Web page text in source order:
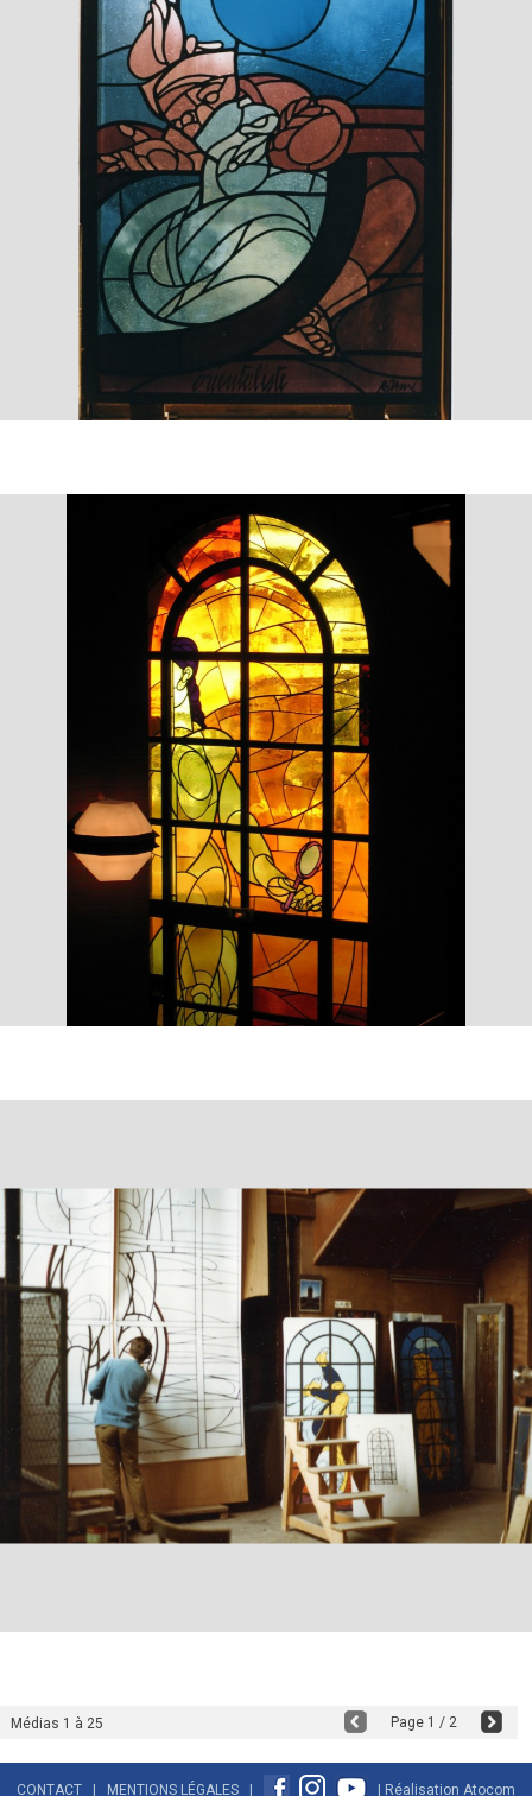
Médias 1 à 25 Page 1 / 2
CONTACT | MENTIONS LÉGALES | | Réalisation Atocom